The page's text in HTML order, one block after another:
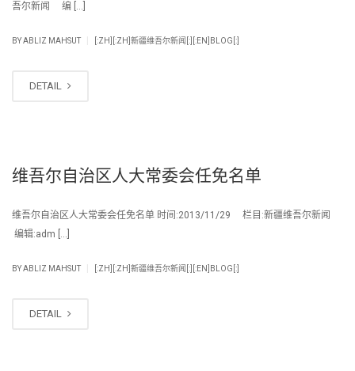
吾尔新闻 编 […]
BYABLIZ MAHSUT [:ZH][:ZH]新疆维吾尔新闻[:][:EN]BLOG[:]
DETAIL
维吾尔自治区人大常委会任免名单
维吾尔自治区人大常委会任免名单 时间:2013/11/29 栏目:新疆维吾尔新闻
编辑:adm […]
BYABLIZ MAHSUT [:ZH][:ZH]新疆维吾尔新闻[:][:EN]BLOG[:]
DETAIL